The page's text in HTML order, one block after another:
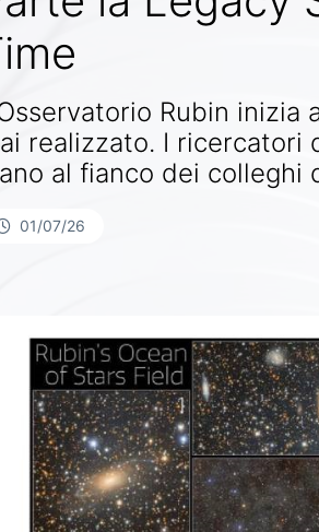
Rubin
realizzato. I ricercatori
al fianco dei colleghi
01/07/26